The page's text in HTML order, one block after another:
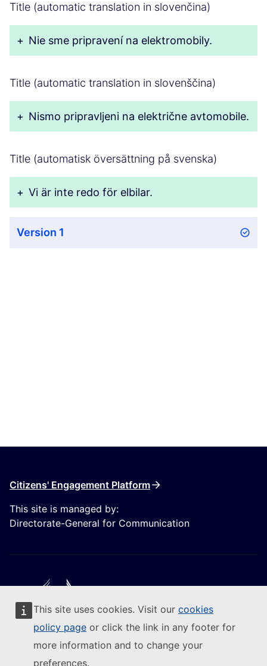
This site uses cookies. Visit our cookies
policy page or click the link in any footer for
more information and to change your
preferences.
Title (automatic translation in slovenčina)
+ Nie sme pripravení na elektromobily.
Title (automatic translation in slovenščina)
+ Nismo pripravljeni na električne avtomobile.
Title (automatisk översättning på svenska)
+ Vi är inte redo för elbilar.
Version 1
Citizens' Engagement Platform
This site is managed by:
Directorate-General for Communication
Follow the European Commission
Contact us (External link)